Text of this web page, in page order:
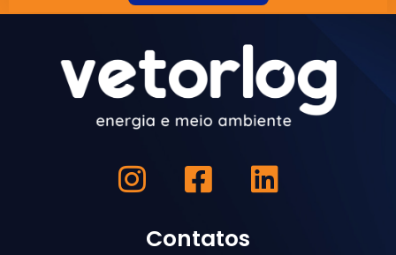
Contatos